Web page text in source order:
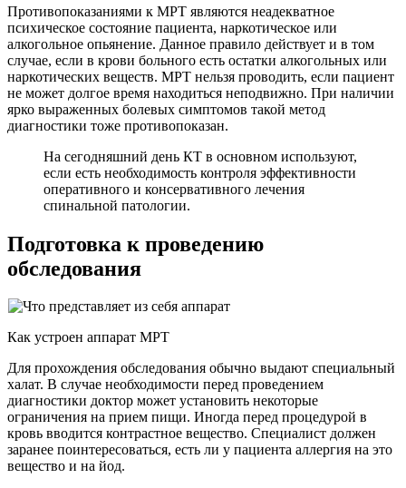
Противопоказаниями к МРТ являются неадекватное
психическое состояние пациента, наркотическое или
алкогольное опьянение. Данное правило действует и в том
случае, если в крови больного есть остатки алкогольных или
наркотических веществ. МРТ нельзя проводить, если пациент
не может долгое время находиться неподвижно. При наличии
ярко выраженных болевых симптомов такой метод
диагностики тоже противопоказан.
На сегодняшний день КТ в основном используют,
если есть необходимость контроля эффективности
оперативного и консервативного лечения
спинальной патологии.
Подготовка к проведению
обследования
Как устроен аппарат МРТ
Для прохождения обследования обычно выдают специальный
халат. В случае необходимости перед проведением
диагностики доктор может установить некоторые
ограничения на прием пищи. Иногда перед процедурой в
кровь вводится контрастное вещество. Специалист должен
заранее поинтересоваться, есть ли у пациента аллергия на это
вещество и на йод.